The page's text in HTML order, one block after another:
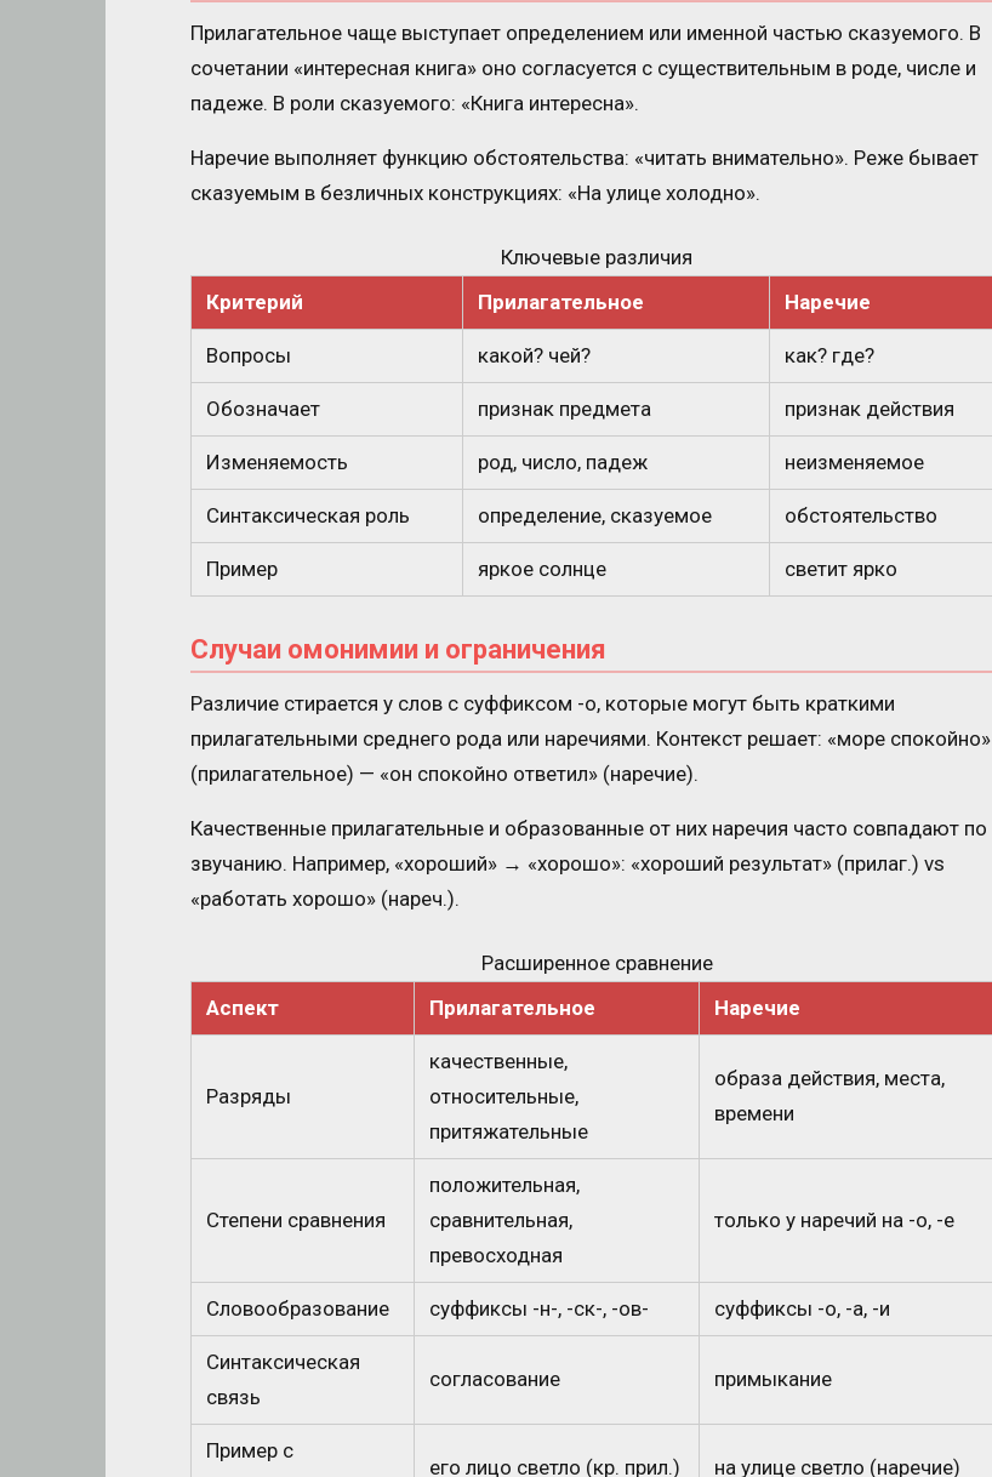
Прилагательное чаще выступает определением или именной частью сказуемого. В
сочетании «интересная книга» оно согласуется с существительным в роде, числе и
падеже. В роли сказуемого: «Книга интересна».
Наречие выполняет функцию обстоятельства: «читать внимательно». Реже бывает
сказуемым в безличных конструкциях: «На улице холодно».
Ключевые различия
Критерий
Прилагательное Наречие
Вопросы какой? чей? как? где?
Обозначает признак предмета признак действия
Изменяемость род, число, падеж неизменяемое
Синтаксическая роль определение, сказуемое обстоятельство
Пример яркое солнце светит ярко
Случаи омонимии и ограничения
Различие стирается у слов с суффиксом -о, которые могут быть краткими
прилагательными среднего рода или наречиями. Контекст решает: «море спокойно»
(прилагательное) — «он спокойно ответил» (наречие).
Качественные прилагательные и образованные от них наречия часто совпадают по
звучанию. Например, «хороший» → «хорошо»: «хороший результат» (прилаг.) vs
«работать хорошо» (нареч.).
Расширенное сравнение
Аспект
Прилагательное Наречие
Разряды
качественные,
относительные,
притяжательные
образа действия, места,
времени
Степени сравнения
положительная,
сравнительная,
превосходная
только у наречий на -о, -е
Словообразование суффиксы -н-, -ск-, -ов- суффиксы -о, -а, -и
Синтаксическая
связь
согласование примыкание
Пример с
его лицо светло (кр. прил.) на улице светло (наречие)